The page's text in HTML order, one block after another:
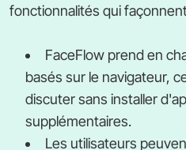
fonctionnalités qui
FaceFlow prend en
basés sur le navigateur,
discuter sans installer
supplémentaires.
Les utilisateurs